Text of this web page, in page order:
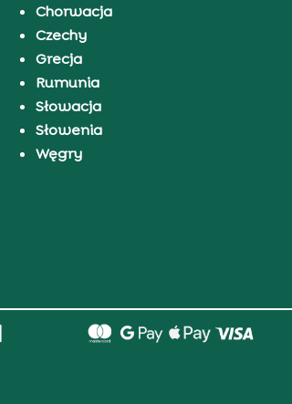
Chorwacja
Czechy
Grecja
Rumunia
Słowacja
Słowenia
Węgry